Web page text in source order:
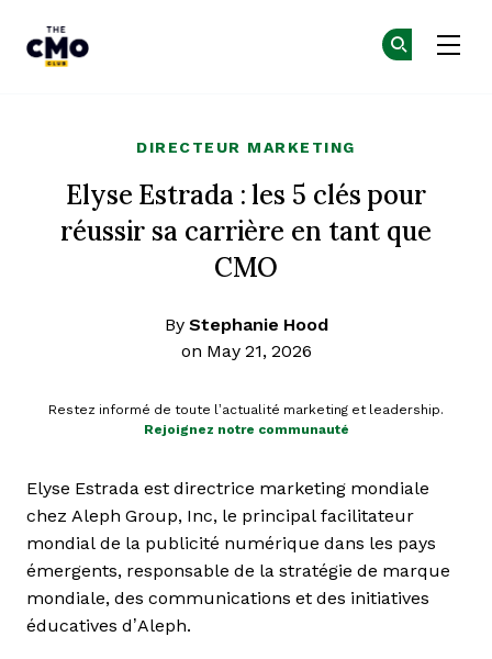
DIRECTEUR MARKETING
Elyse Estrada : les 5 clés pour
réussir sa carrière en tant que
CMO
By Stephanie Hood
on May 21, 2026
Restez informé de toute l’actualité marketing et leadership.
Rejoignez notre communauté
Elyse Estrada est directrice marketing mondiale
chez Aleph Group, Inc, le principal facilitateur
mondial de la publicité numérique dans les pays
émergents, responsable de la stratégie de marque
mondiale, des communications et des initiatives
éducatives d’Aleph.